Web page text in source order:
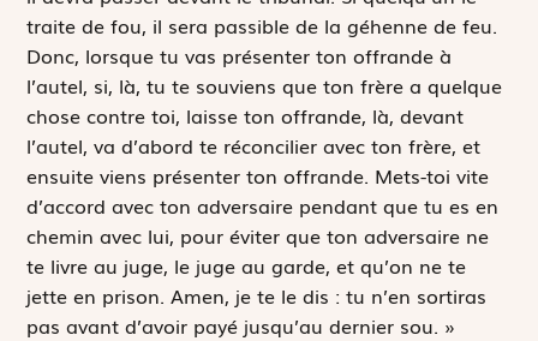
traite de fou, il sera passible de la géhenne de feu.
Donc, lorsque tu vas présenter ton offrande à
l’autel, si, là, tu te souviens que ton frère a quelque
chose contre toi, laisse ton offrande, là, devant
l’autel, va d’abord te réconcilier avec ton frère, et
ensuite viens présenter ton offrande. Mets-toi vite
d’accord avec ton adversaire pendant que tu es en
chemin avec lui, pour éviter que ton adversaire ne
te livre au juge, le juge au garde, et qu’on ne te
jette en prison. Amen, je te le dis : tu n’en sortiras
pas avant d’avoir payé jusqu’au dernier sou. »